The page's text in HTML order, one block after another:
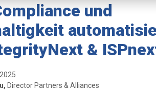
und
&
Director Partners & Alliances